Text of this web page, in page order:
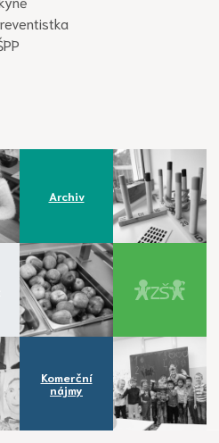
Archiv
Komerční
nájmy